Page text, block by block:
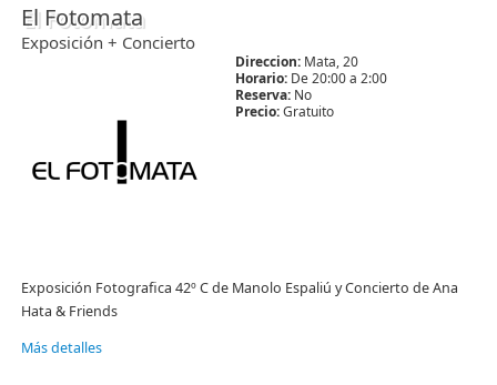
El Fotomata
Exposición + Concierto
Direccion:Mata, 20
Horario:De 20:00 a 2:00
Reserva:No
Precio:Gratuito
Exposición Fotografica 42º C de Manolo Espaliú y Concierto de Ana
Hata & Friends
Más detalles